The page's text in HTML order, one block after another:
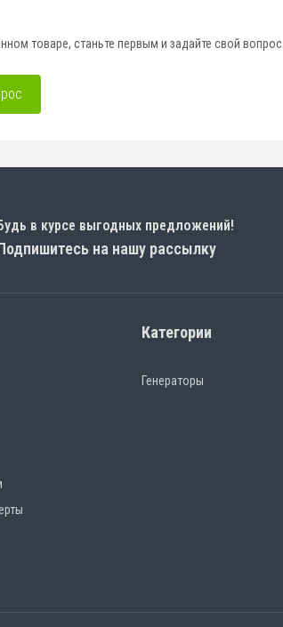
товаре, станьте первым и задайте свой вопрос.
в курсе выгодных предложений!
на нашу рассылку
Категории
Генераторы